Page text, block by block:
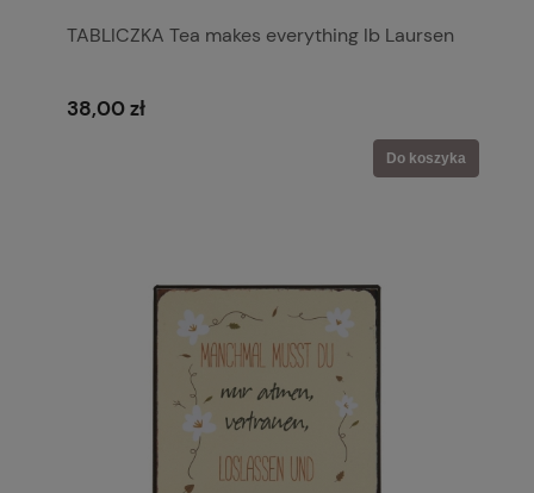
TABLICZKA Tea makes everything Ib Laursen
38,00 zł
Do koszyka